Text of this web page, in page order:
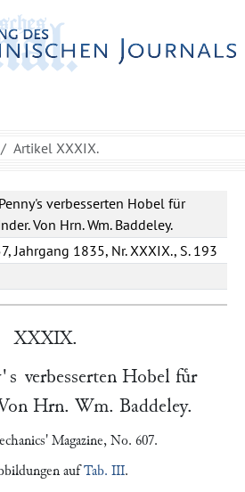
Artikel XXXIX.
verbesserten Hobel für
Von Hrn. Wm. Baddeley.
Jahrgang 1835, Nr. XXXIX., S. 193
XXXIX.
verbesserten Hobel fuͤr
Hrn. Wm. Baddeley.
Magazine, No. 607.
aufTab. III.